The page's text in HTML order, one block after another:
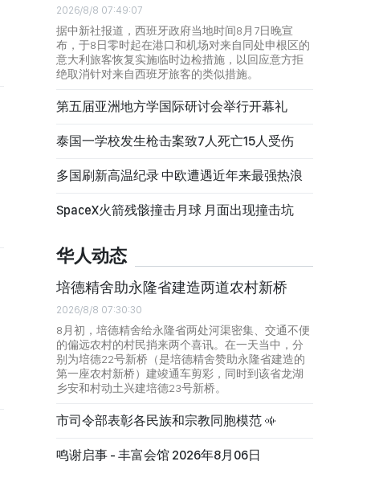
2026/8/8 07:49:07
据中新社报道，西班牙政府当地时间8月7日晚宣
布，于8日零时起在港口和机场对来自同处申根区的
意大利旅客恢复实施临时边检措施，以回应意方拒
绝取消针对来自西班牙旅客的类似措施。
第五届亚洲地方学国际研讨会举行开幕礼
泰国一学校发生枪击案致7人死亡15人受伤
多国刷新高温纪录 中欧遭遇近年来最强热浪
SpaceX火箭残骸撞击月球 月面出现撞击坑
华人动态
培德精舍助永隆省建造两道农村新桥
2026/8/8 07:30:30
8月初，培德精舍给永隆省两处河渠密集、交通不便
的偏远农村的村民捎来两个喜讯。在一天当中，分
别为培德22号新桥（是培德精舍赞助永隆省建造的
第一座农村新桥）建竣通车剪彩，同时到该省龙湖
乡安和村动土兴建培德23号新桥。
市司令部表彰各民族和宗教同胞模范
鸣谢启事 - 丰富会馆 2026年8月06日